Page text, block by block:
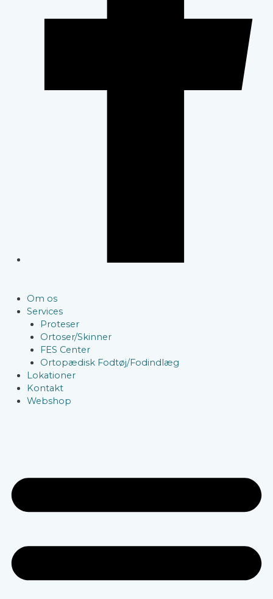
Om os
Services
Proteser
Ortoser/Skinner
FES Center
Ortopædisk Fodtøj/Fodindlæg
Lokationer
Kontakt
Webshop